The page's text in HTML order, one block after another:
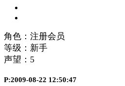
角色：注册会员
等级：新手
声望： 5
P:2009-08-22 12:50:47